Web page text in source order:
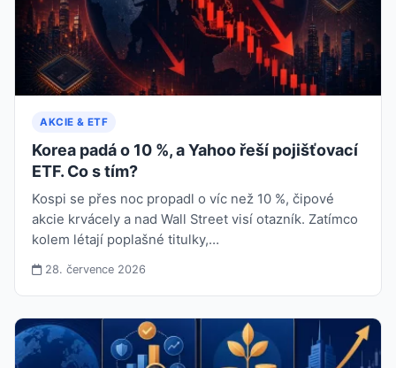
AKCIE & ETF
Korea padá o 10 %, a Yahoo řeší pojišťovací
ETF. Co s tím?
Kospi se přes noc propadl o víc než 10 %, čipové
akcie krvácely a nad Wall Street visí otazník. Zatímco
kolem létají poplašné titulky,…
28. července 2026